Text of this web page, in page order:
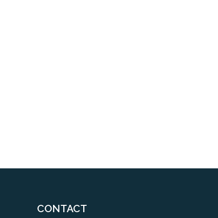
CONTACT